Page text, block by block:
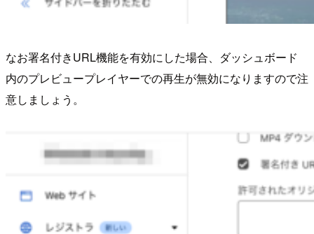
なお署名付きURL機能を有効にした場合、ダッシュボード
内のプレビュープレイヤーでの再生が無効になりますので注
意しましょう。